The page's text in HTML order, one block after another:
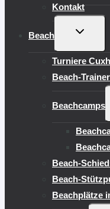
Kontakt
Beach
Turniere
Beach-Trainer
Beachcamps
Beach-
Beach-
Beachplätze